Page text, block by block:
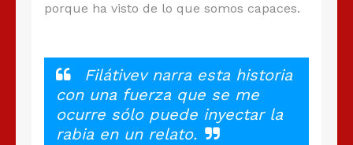
porque ha visto de lo que somos capaces.
Filátivev narra esta historia
con una fuerza que se me
ocurre sólo puede inyectar la
rabia en un relato.